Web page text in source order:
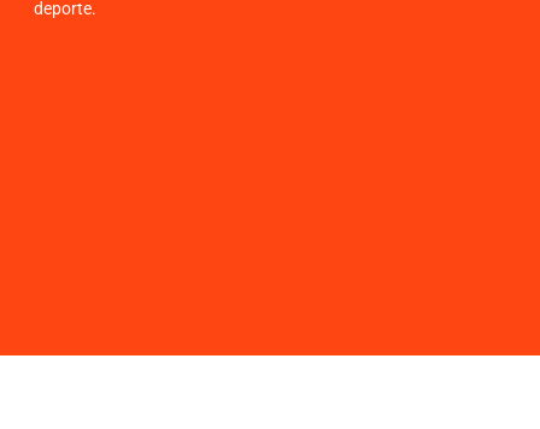
deporte.